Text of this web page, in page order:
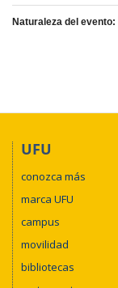
Naturaleza del evento:
UFU
conozca más
marca UFU
campus
movilidad
bibliotecas